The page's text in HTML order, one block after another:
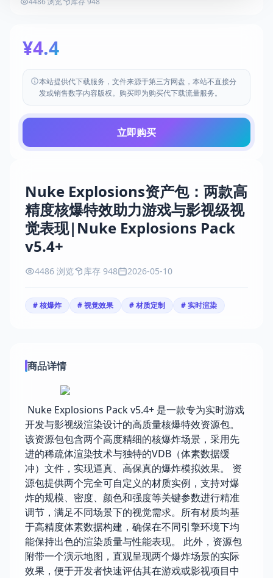
Nuke Explosions资产包：两款高
精度核爆特效助力游戏与影视级视
觉表现|Nuke Explosions Pack
v5.4+
4486 浏览 库存 948 2026-05-10
# 核爆炸 # 视觉效果 # 材质定制 # 实时渲染
商品详情
Nuke Explosions Pack v5.4+ 是一款专为实时游戏
开发与影视级渲染设计的高质量核爆特效资源包。
该资源包包含两个高度精细的核爆炸场景，采用先
进的稀疏体渲染技术与独特的VDB（体素数据缓
冲）文件，实现逼真、高保真的爆炸模拟效果。 资
源包提供两个完全可自定义的材质实例，支持对爆
炸的规模、密度、颜色和强度等关键参数进行精准
调节，满足不同场景下的视觉需求。所有材质均基
于高精度体素数据构建，确保在不同引擎环境下均
能保持出色的渲染质量与性能表现。 此外，资源包
附带一个演示地图，直观呈现两个爆炸场景的实际
效果，便于开发者快速评估其在游戏或影视项目中
¥4.4
本站提供代下载服务，文件来源于第三方网盘，本站不直接分
发或销售数字内容版权。购买即为购买代下载流量服务。
立即购买